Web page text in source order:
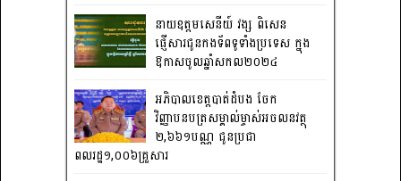
នាយឧត្តមសេនីយ៍ វង្ស ពិសេន
ផ្ញើសារជូនកងទ័ពទូទាំងប្រទេស ក្នុង
ឱកាសចូលឆ្នាំសកល២០២៤
អភិបាលខេត្តបាត់ដំបង ចែក
វិញ្ញាបនបត្រសម្គាល់ម្ចាស់អចលនវត្ថុ
២,៦៦១បណ្ណ ជូនប្រជា
ពលរដ្ឋ១,០០៦គ្រួសារ